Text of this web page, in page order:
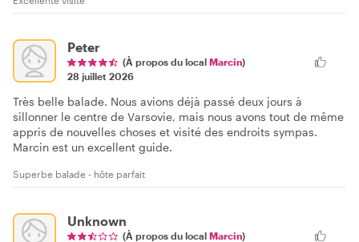
Peter
(À propos du local Marcin)
28 juillet 2026
Très belle balade. Nous avions déjà passé deux jours à
sillonner le centre de Varsovie, mais nous avons tout de même
appris de nouvelles choses et visité des endroits sympas.
Marcin est un excellent guide.
Superbe balade - hôte parfait
Unknown
(À propos du local Marcin)